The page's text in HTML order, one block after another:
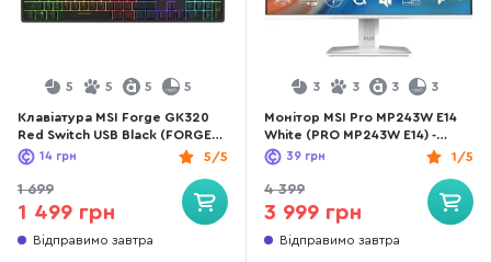
5 5 5 5
Клавіатура MSI Forge GK320
Red Switch USB Black (FORGE
GK320 RED UA)
5/5
14 грн
1 699
1 499 грн
Відправимо завтра
3 3 3 3
Монітор MSI Pro MP243W E14
White (PRO MP243W E14) -
23.8" IPS / 1920×1080 / 144 Гц
/ Adaptive Sync
1/5
39 грн
4 399
3 999 грн
Відправимо завтра